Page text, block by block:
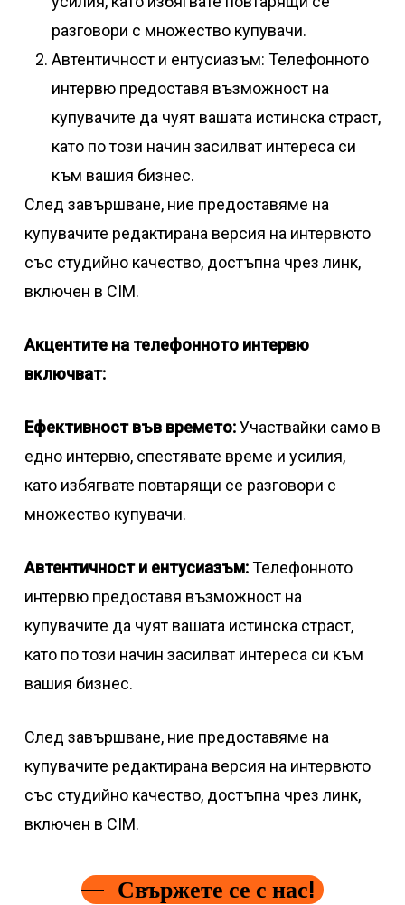
разговори с множество купувачи.
Автентичност и ентусиазъм: Телефонното
интервю предоставя възможност на
купувачите да чуят вашата истинска страст,
като по този начин засилват интереса си
към вашия бизнес.
След завършване, ние предоставяме на
купувачите редактирана версия на интервюто
със студийно качество, достъпна чрез линк,
включен в CIM.
Акцентите на телефонното интервю
включват:
Ефективност във времето:Участвайки само в
едно интервю, спестявате време и усилия,
като избягвате повтарящи се разговори с
множество купувачи.
Автентичност и ентусиазъм:Телефонното
интервю предоставя възможност на
купувачите да чуят вашата истинска страст,
като по този начин засилват интереса си към
вашия бизнес.
След завършване, ние предоставяме на
купувачите редактирана версия на интервюто
със студийно качество, достъпна чрез линк,
включен в CIM.
Свържете се с нас!